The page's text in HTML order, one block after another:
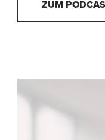
ZUM